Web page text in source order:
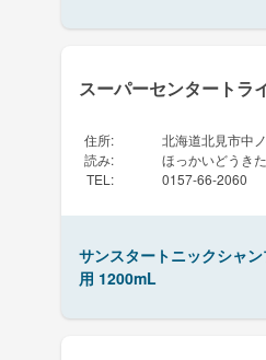
スーパーセンタートラ
住所:
北海道北見市中
読み:
ほっかいどうき
TEL : 0157-66-2060
サンスタートニックシャ
用 1200mL